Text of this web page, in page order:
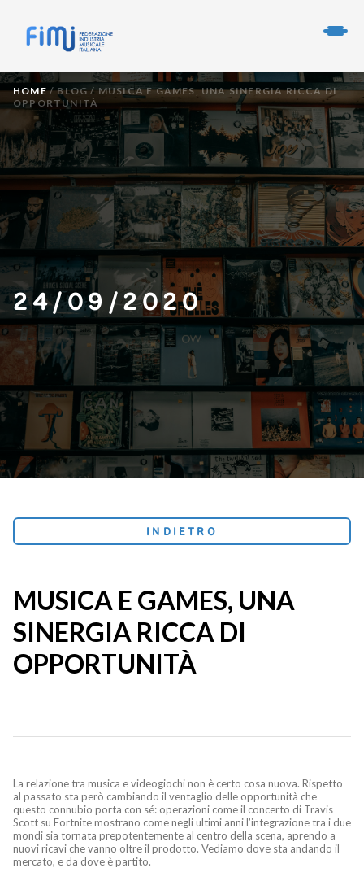
HOME/BLOG / MUSICA E GAMES, UNA SINERGIA RICCA DI
OPPORTUNITÀ
24/09/2020
INDIETRO
MUSICA E GAMES, UNA
SINERGIA RICCA DI
OPPORTUNITÀ
La relazione tra musica e videogiochi non è certo cosa nuova. Rispetto
al passato sta però cambiando il ventaglio delle opportunità che
questo connubio porta con sé: operazioni come il concerto di Travis
Scott su Fortnite mostrano come negli ultimi anni l’integrazione tra i due
mondi sia tornata prepotentemente al centro della scena, aprendo a
nuovi ricavi che vanno oltre il prodotto. Vediamo dove sta andando il
mercato, e da dove è partito.